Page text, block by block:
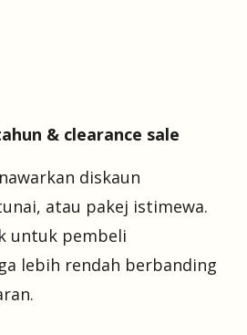
& clearance sale
diskaun
atau pakej istimewa.
untuk pembeli
lebih rendah berbanding